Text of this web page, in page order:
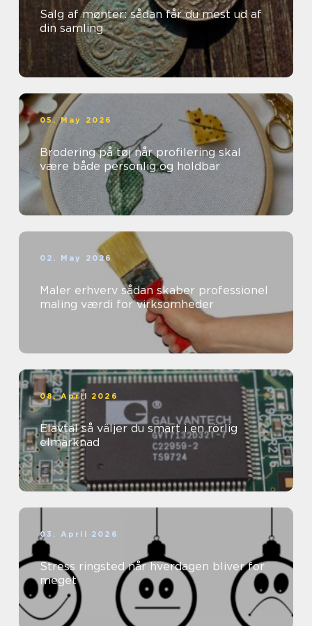
Salg af mønter: sådan får du mest ud af
din samling
05. May 2026
Brodering på tøj når profilering skal
være både personlig og holdbar
02. May 2026
Maler erhverv sådan skaber professionel
maling værdi for virksomheder
08. April 2026
Elavtal så väljer du smart i en rörlig
elmarknad
03. April 2026
Stress ringsted når hverdagen bliver for
meget